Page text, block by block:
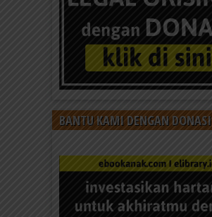
BANTU KAMI DENGAN DONASI